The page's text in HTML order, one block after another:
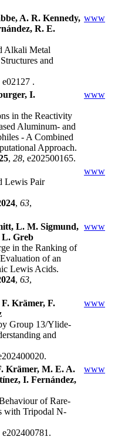
A. R. Kennedy,
R. E.
Alkali Metal
and
e02127 .
www
I.
in the Reactivity
Aluminum- and
- A Combined
Approach.
, 28, e202500165.
www
Lewis Pair
, 63,
www
L. M. Sigmund,
L. Greb
in the Ranking of
of an
Lewis Acids.
, 63,
www
Krämer, F.
Group 13/Ylide-
and
www
Krämer, M. E. A.
I. Fernández,
of Rare-
with Tripodal N-
e202400781.
www